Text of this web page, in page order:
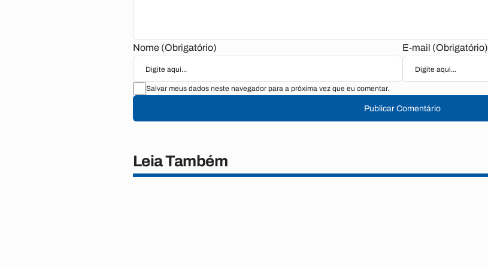
Nome (Obrigatório) E-mail (Obrigatório)
Salvar meus dados neste navegador para a próxima vez que eu comentar.
Publicar Comentário
Leia Também